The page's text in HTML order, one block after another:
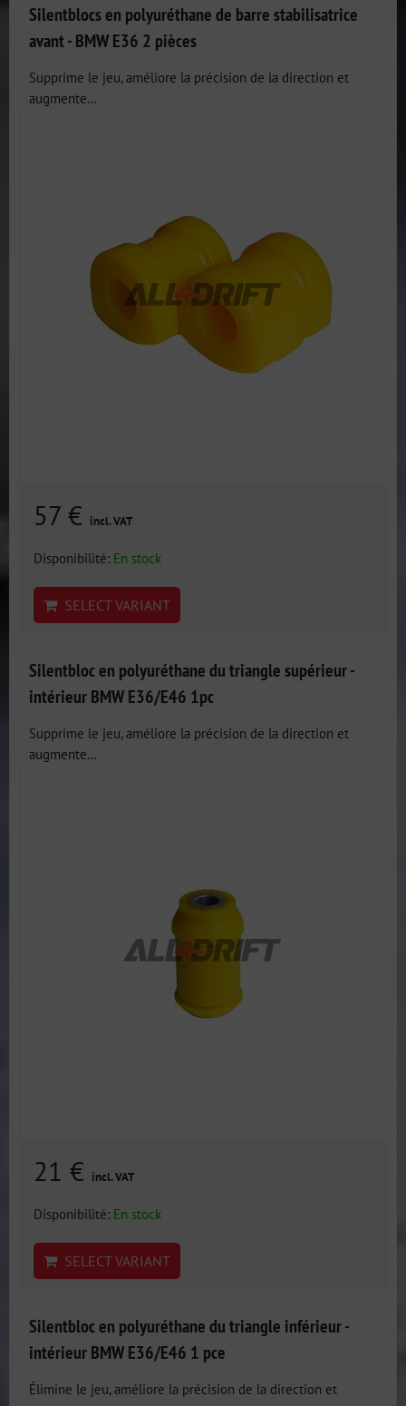
Silentblocs en polyuréthane de barre stabilisatrice
avant - BMW E36 2 pièces
Supprime le jeu, améliore la précision de la direction et
augmente...
57 € incl. VAT
Disponibilité: En stock
SELECT VARIANT
Silentbloc en polyuréthane du triangle supérieur -
intérieur BMW E36/E46 1pc
Supprime le jeu, améliore la précision de la direction et
augmente...
21 € incl. VAT
Disponibilité: En stock
SELECT VARIANT
Silentbloc en polyuréthane du triangle inférieur -
intérieur BMW E36/E46 1 pce
Élimine le jeu, améliore la précision de la direction et